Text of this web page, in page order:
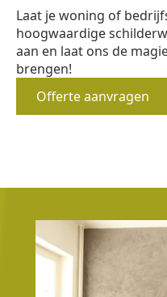
Laat je woning of
hoogwaardige
aan en laat ons de
brengen!
Offerte aanvragen